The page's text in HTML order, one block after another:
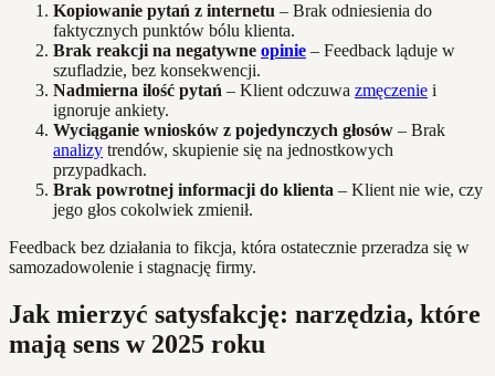
Kopiowanie pytań z internetu – Brak odniesienia do
faktycznych punktów bólu klienta.
Brak reakcji na negatywne opinie – Feedback ląduje w
szufladzie, bez konsekwencji.
Nadmierna ilość pytań – Klient odczuwa zmęczenie i
ignoruje ankiety.
Wyciąganie wniosków z pojedynczych głosów – Brak
analizy trendów, skupienie się na jednostkowych
przypadkach.
Brak powrotnej informacji do klienta – Klient nie wie, czy
jego głos cokolwiek zmienił.
Feedback bez działania to fikcja, która ostatecznie przeradza się w
samozadowolenie i stagnację firmy.
Jak mierzyć satysfakcję: narzędzia, które
mają sens w 2025 roku